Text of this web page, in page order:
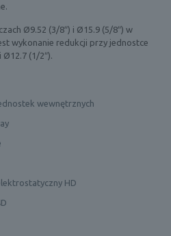
Ø9.52 (3/8″) i Ø15.9 (5/8″) w
wykonanie redukcji przy jednostce
(1/2″).
wewnętrznych
HD